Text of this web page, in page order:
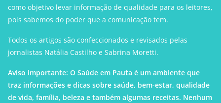
como objetivo levar informação de qualidade para os leitores,
pois sabemos do poder que a comunicação tem.
Todos os artigos são confeccionados e revisados pelas
jornalistas Natália Castilho e Sabrina Moretti.
Aviso importante: O Saúde em Pauta é um ambiente que
traz informações e dicas sobre saúde, bem-estar, qualidade
de vida, família, beleza e também algumas receitas. Nenhum